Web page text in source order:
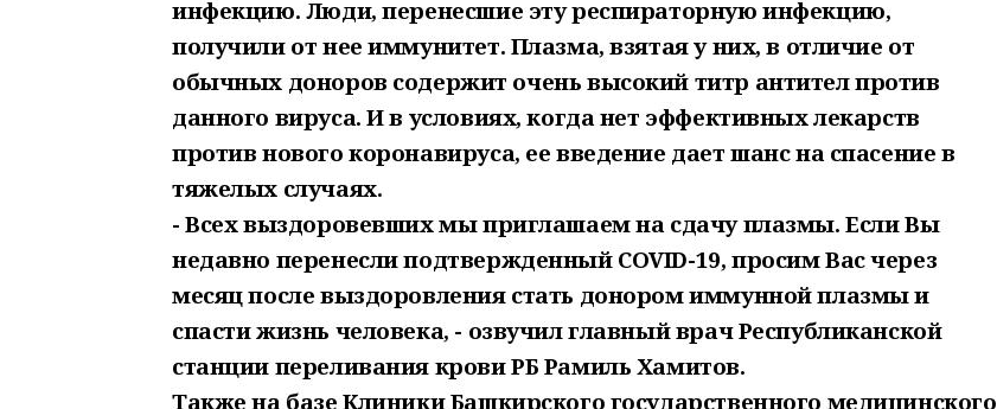
инфекцию. Люди, перенесшие эту респираторную инфекцию,
получили от нее иммунитет. Плазма, взятая у них, в отличие от
обычных доноров содержит очень высокий титр антител против
данного вируса. И в условиях, когда нет эффективных лекарств
против нового коронавируса, ее введение дает шанс на спасение в
тяжелых случаях.
- Всех выздоровевших мы приглашаем на сдачу плазмы. Если Вы
недавно перенесли подтвержденный COVID-19, просим Вас через
месяц после выздоровления стать донором иммунной плазмы и
спасти жизнь человека, - озвучил главный врач Республиканской
станции переливания крови РБ Рамиль Хамитов.
Также на базе Клиники Башкирского государственного медицинского